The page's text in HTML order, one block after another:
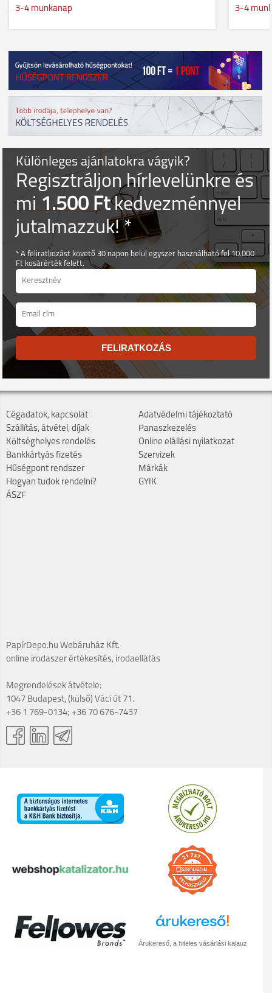
3-4 munkanap
3-4
Különleges ajánlatokra vágyik?
Regisztráljon hírlevelünkre és
mi1.500 Ftkedvezménnyel
jutalmazzuk! *
* A feliratkozást követő 30 napon belül egyszer használható fel 10.000
Ft kosárérték felett.
FELIRATKOZÁS
Cégadatok, kapcsolat
Szállítás, átvétel, díjak
Költséghelyes rendelés
Bankkártyás fizetés
Hűségpont rendszer
Hogyan tudok rendelni?
ÁSZF
Adatvédelmi tájékoztató
Panaszkezelés
Online elállási nyilatkozat
Szervizek
Márkák
GYIK
PapírDepo.hu Webáruház Kft.
online irodaszer értékesítés, irodaellátás
Megrendelések átvétele:
1047 Budapest, (külső) Váci út 71.
+36 1 769-0134; +36 70 676-7437
Árukereső, a hiteles vásárlási kalauz